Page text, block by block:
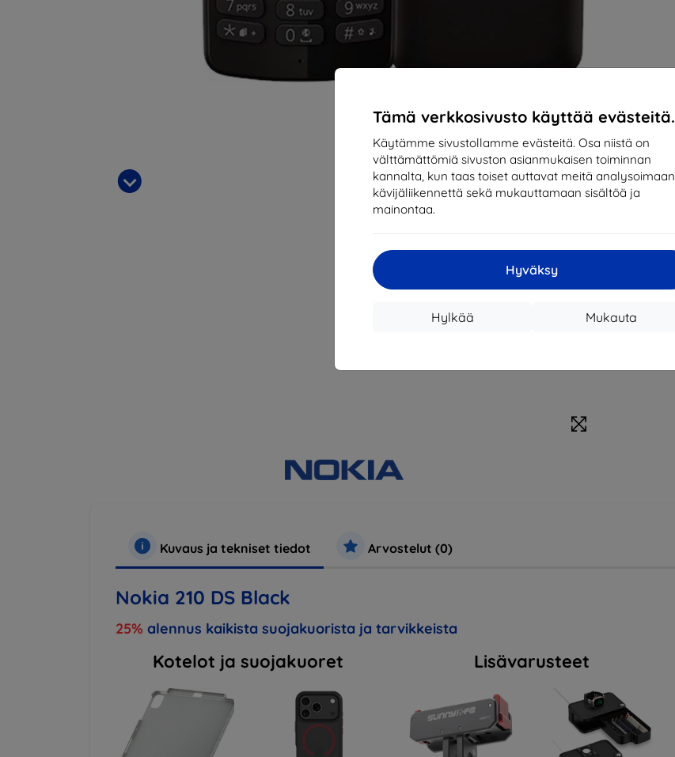
Tämä verkkosivusto käyttää evästeitä.
Käytämme sivustollamme evästeitä. Osa niistä on
välttämättömiä sivuston asianmukaisen toiminnan
kannalta, kun taas toiset auttavat meitä analysoimaan
kävijäliikennettä sekä mukauttamaan sisältöä ja
mainontaa.
Hyväksy
Mukauta
Hylkää
Kuvaus ja tekniset tiedot Arvostelut (0)
Nokia 210 DS Black
25% alennus kaikista suojakuorista ja tarvikkeista
Kotelot ja suojakuoret Lisävarusteet